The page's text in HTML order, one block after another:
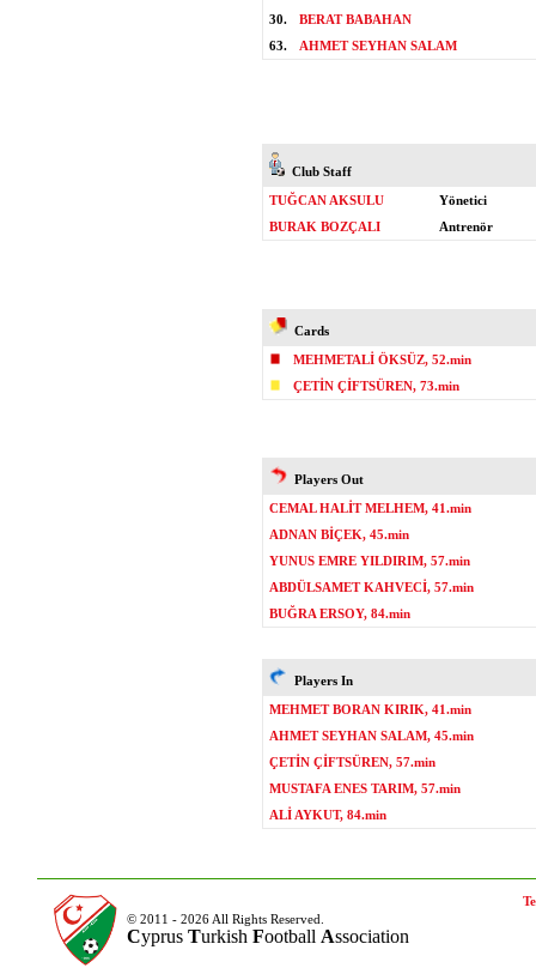
30.
BERAT BABAHAN
63.
AHMET SEYHAN SALAM
Club Staff
TUĞCAN AKSULU
Yönetici
BURAK BOZÇALI
Antrenör
Cards
MEHMETALİ ÖKSÜZ, 52.min
ÇETİN ÇİFTSÜREN, 73.min
Players Out
CEMAL HALİT MELHEM, 41.min
ADNAN BİÇEK, 45.min
YUNUS EMRE YILDIRIM, 57.min
ABDÜLSAMET KAHVECİ, 57.min
BUĞRA ERSOY, 84.min
Players In
MEHMET BORAN KIRIK, 41.min
AHMET SEYHAN SALAM, 45.min
ÇETİN ÇİFTSÜREN, 57.min
MUSTAFA ENES TARIM, 57.min
ALİ AYKUT, 84.min
© 2011 - 2026 All Rights Reserved.
Cyprus Turkish Football Association